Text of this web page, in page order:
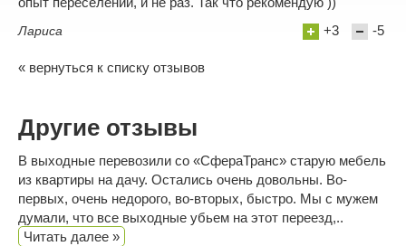
Лариса +3 -5
« вернуться к списку отзывов
Другие отзывы
В выходные перевозили со «СфераТранс» старую мебель
из квартиры на дачу. Остались очень довольны. Во-
первых, очень недорого, во-вторых, быстро. Мы с мужем
думали, что все выходные убьем на этот переезд,..
Читать далее »